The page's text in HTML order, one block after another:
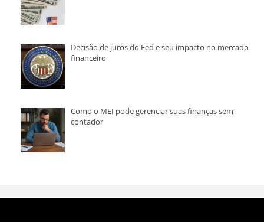
Decisão de juros do Fed e seu impacto no mercado
financeiro
Como o MEI pode gerenciar suas finanças sem
contador